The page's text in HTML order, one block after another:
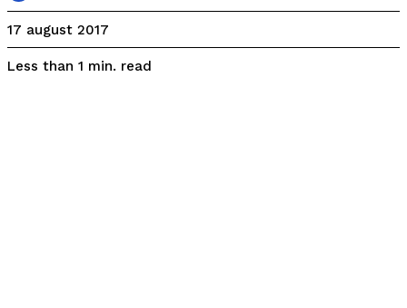
17 august 2017
Less than 1 min. read